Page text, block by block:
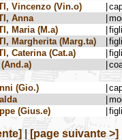
Vincenzo (Vin.o)
Anna
Maria (M.a)
Margherita (Marg.ta)
Caterina (Cat.a)
(Gio.)
(Gius.e)
[page suivante >]